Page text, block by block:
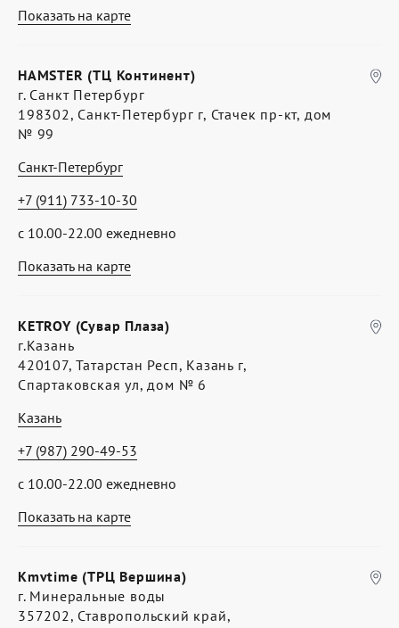
Показать на карте
Показать на карте
HAMSTER (ТЦ Континент)
г. Санкт Петербург
198302, Санкт-Петербург г, Стачек пр-кт, дом
№ 99
Санкт-Петербург
с 10.00-22.00 ежедневно
+7 (911) 733-10-30
Показать на карте
KETROY (Сувар Плаза)
г.Казань
420107, Татарстан Респ, Казань г,
Спартаковская ул, дом № 6
Казань
с 10.00-22.00 ежедневно
+7 (987) 290-49-53
Kmvtime (ТРЦ Вершина)
г. Минеральные воды
357202, Ставропольский край,